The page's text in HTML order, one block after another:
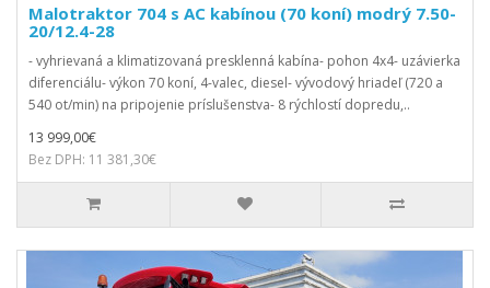
Malotraktor 704 s AC kabínou (70 koní) modrý 7.50-
20/12.4-28
- vyhrievaná a klimatizovaná presklenná kabína- pohon 4x4- uzávierka
diferenciálu- výkon 70 koní, 4-valec, diesel- vývodový hriadeľ (720 a
540 ot/min) na pripojenie príslušenstva- 8 rýchlostí dopredu,..
13 999,00€
Bez DPH: 11 381,30€